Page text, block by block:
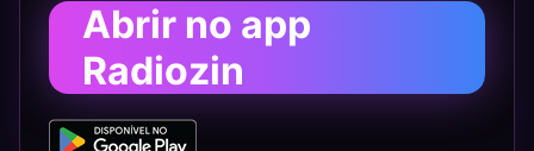
Abrir no app
Radiozin